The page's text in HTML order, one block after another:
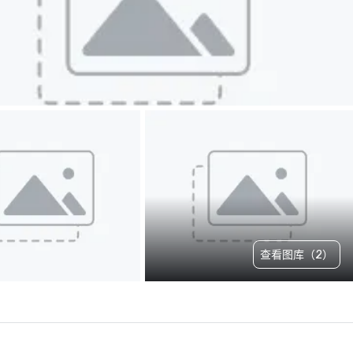
查看图库（2）